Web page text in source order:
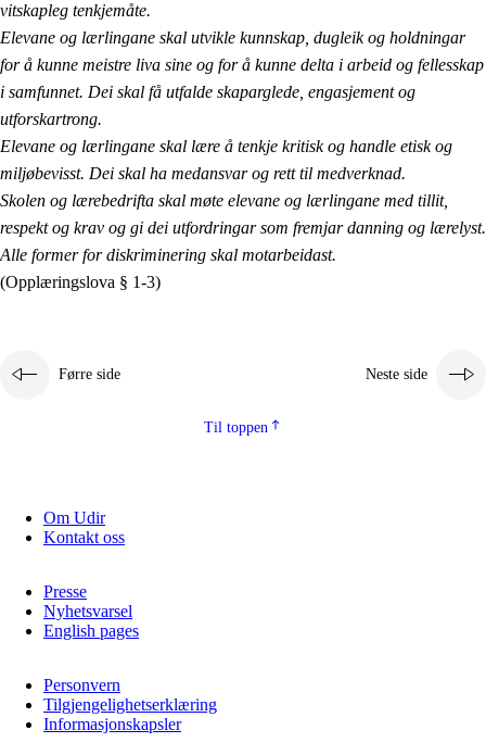
vitskapleg tenkjemåte.
Elevane og lærlingane skal utvikle kunnskap, dugleik og holdningar
for å kunne meistre liva sine og for å kunne delta i arbeid og fellesskap
i samfunnet. Dei skal få utfalde skaparglede, engasjement og
utforskartrong.
Elevane og lærlingane skal lære å tenkje kritisk og handle etisk og
miljøbevisst. Dei skal ha medansvar og rett til medverknad.
Skolen og lærebedrifta skal møte elevane og lærlingane med tillit,
respekt og krav og gi dei utfordringar som fremjar danning og lærelyst.
Alle former for diskriminering skal motarbeidast.
(Opplæringslova § 1-3)
Førre side Neste side
Til toppen
Om Udir
Kontakt oss
Presse
Nyhetsvarsel
English pages
Personvern
Tilgjengelighetserklæring
Informasjonskapsler